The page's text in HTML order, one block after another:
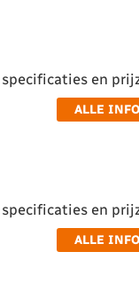
en
ALLE
en
ALLE